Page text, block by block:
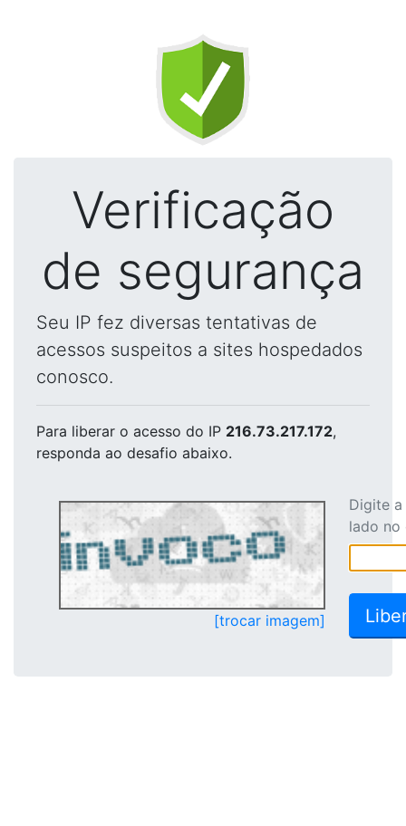
Verificação
de segurança
Seu IP fez diversas tentativas de
acessos suspeitos a sites hospedados
conosco.
Para liberar o acesso do IP 216.73.217.172,
responda ao desafio abaixo.
[trocar imagem]
Digite
lado no